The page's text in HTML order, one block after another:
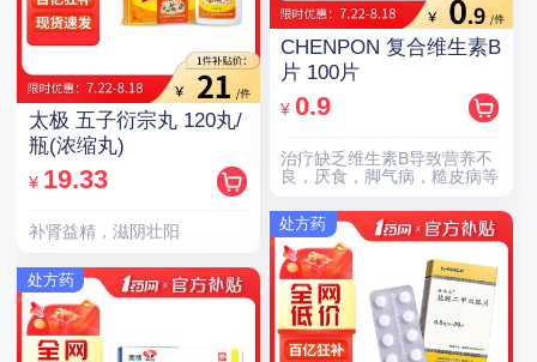
太极 五子衍宗丸 120丸/
瓶(浓缩丸)
¥ 19.33
补肾益精，滋阴壮阳
处方药
CHENPON 复合维生素B
片 100片
¥ 0.9
治疗缺乏维生素B导致营养不
良，厌食，脚气病，糙皮病等
处方药